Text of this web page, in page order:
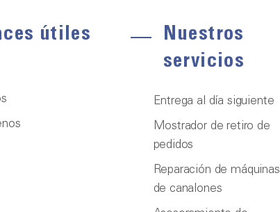
útiles
Nuestros
servicios
Entrega al día siguiente
Mostrador de retiro de
pedidos
Reparación de máquinas
de canalones